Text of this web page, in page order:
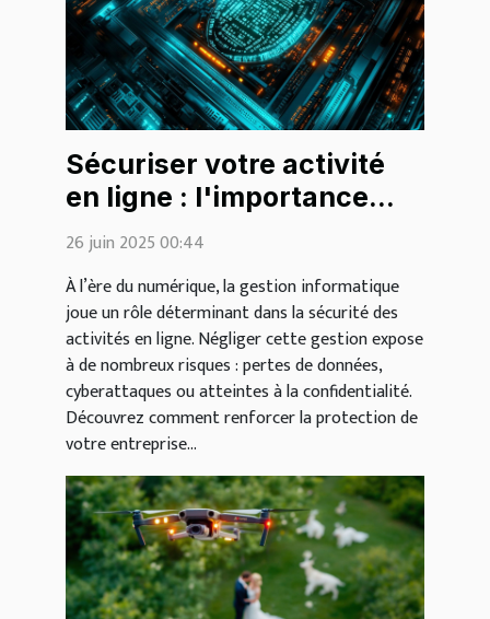
Sécuriser votre activité
en ligne : l'importance
d'une bonne gestion
informatique
26 juin 2025 00:44
À l’ère du numérique, la gestion informatique
joue un rôle déterminant dans la sécurité des
activités en ligne. Négliger cette gestion expose
à de nombreux risques : pertes de données,
cyberattaques ou atteintes à la confidentialité.
Découvrez comment renforcer la protection de
votre entreprise...